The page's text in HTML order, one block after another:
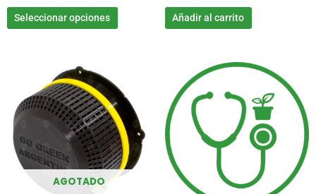
Seleccionar opciones
página
Añadir al carrito
AGOTADO